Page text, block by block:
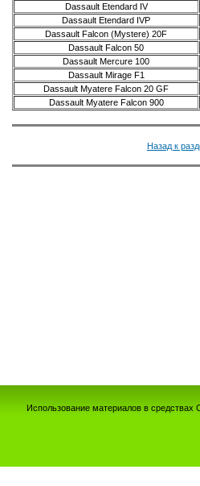
Dassault Etendard IV
Dassault Etendard IVP
Dassault Falcon (Mystere) 20F
Dassault Falcon 50
Dassault Mercure 100
Dassault Mirage F1
Dassault Myatere Falcon 20 GF
Dassault Myatere Falcon 900
Назад к
Использование материалов в средствах